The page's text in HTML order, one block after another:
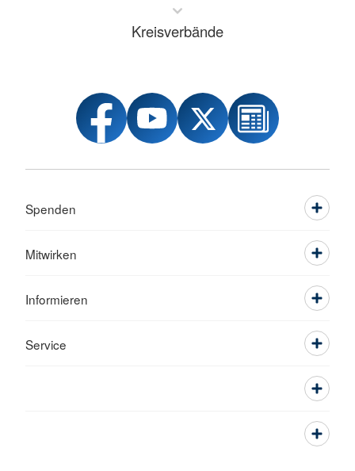
Kreisverbände
Spenden
Mitwirken
Informieren
Service